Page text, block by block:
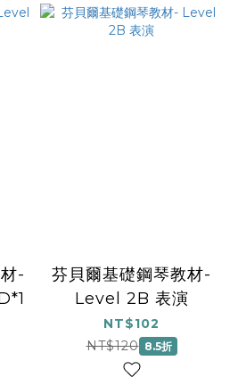
-
芬貝爾基礎鋼琴教材-
Level 2B 表演
NT$102
NT$120 8.5折